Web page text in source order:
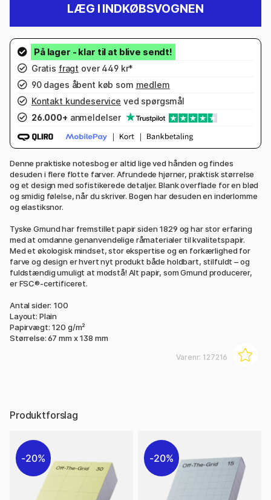
LÆG I INDKØBSVOGNEN
Gratis fragt over 449 kr*
90 dages åbent køb som medlem
Kontakt kundeservice ved spørgsmål
26.000+ anmeldelser
Denne praktiske notesbog er altid lige ved hånden og findes
desuden i flere flotte farver. Afrundede hjørner, praktisk størrelse
og et design med sofistikerede detaljer. Blank overflade for en blød
og smidig følelse, når du skriver. Bogen har desuden en inderlomme
og elastiksnor.
Tyske Gmund har fremstillet papir siden 1829 og har stor erfaring
med at omdanne genanvendelige råmaterialer til kvalitetspapir.
Med et økologisk mindset, stor ekspertise og en forkærlighed for
farve og design er hvert nyt produkt både holdbart, stilfuldt – og
fuldstændig umuligt at modstå! Alt papir, som Gmund producerer,
er FSC®-certificeret.
Antal sider: 100
Layout: Plain
Papirvægt: 120 g/m²
Størrelse: 67 mm x 138 mm
Varenr: 127216
Produktforslag
20% 20%